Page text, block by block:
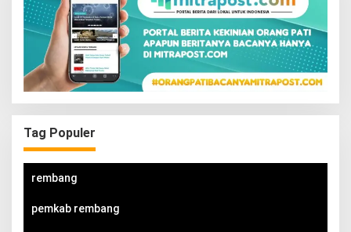
Tag Populer
rembang
pemkab rembang